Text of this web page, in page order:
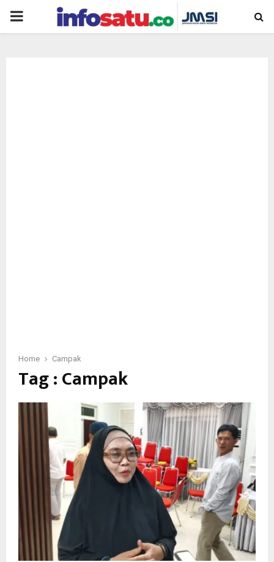
PRIMARY
Home Campak
Tag : Campak